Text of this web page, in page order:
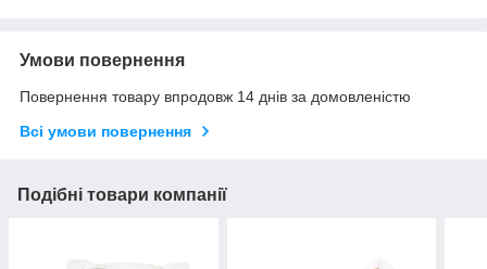
Умови повернення
Повернення товару впродовж 14 днів за домовленістю
Всі умови повернення
Подібні товари компанії